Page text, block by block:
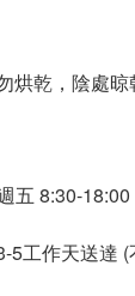
烘乾，陰處晾
五 8:30-
5工作天送達